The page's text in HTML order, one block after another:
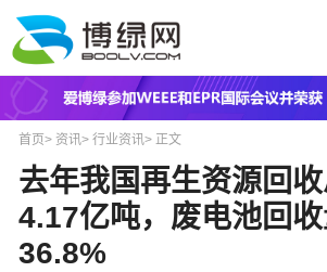
首页> 资讯> 行业资讯> 正文
去年我国再生资源回
4.17亿吨，废电池回
36.8%